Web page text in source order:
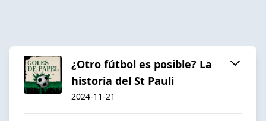
¿Otro fútbol es posible? La
historia del St Pauli
2024-11-21